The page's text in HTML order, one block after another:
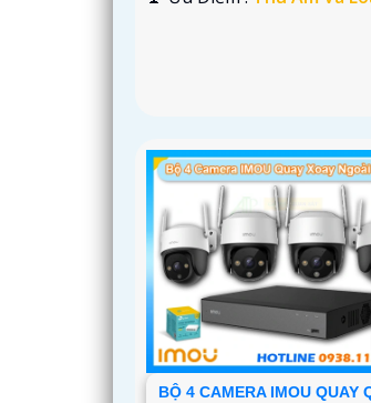
BỘ 4 CAMERA IMOU QUAY